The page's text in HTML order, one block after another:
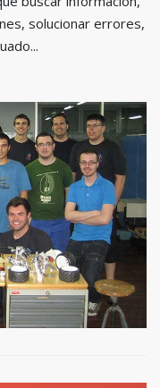
solucionar errores,